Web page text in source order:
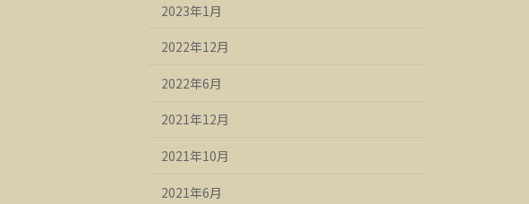
2023年1月
2022年12月
2022年6月
2021年12月
2021年10月
2021年6月